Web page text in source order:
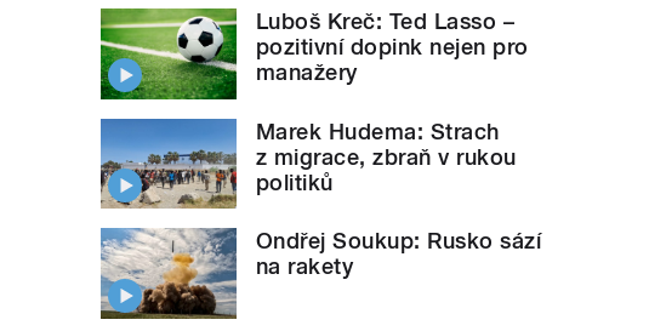
Luboš Kreč: Ted Lasso –
pozitivní dopink nejen pro
manažery
Marek Hudema: Strach
z migrace, zbraň v rukou
politiků
Ondřej Soukup: Rusko sází
na rakety